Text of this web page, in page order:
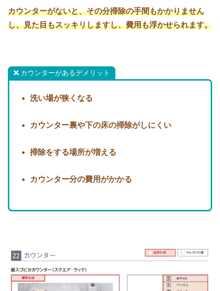
カウンターがないと、その分掃除の手間もかかりません
し、見た目もスッキリしますし、費用も浮かせられます。
カウンターがあるデメリット
洗い場が狭くなる
カウンター裏や下の床の掃除がしにくい
掃除をする場所が増える
カウンター分の費用がかかる